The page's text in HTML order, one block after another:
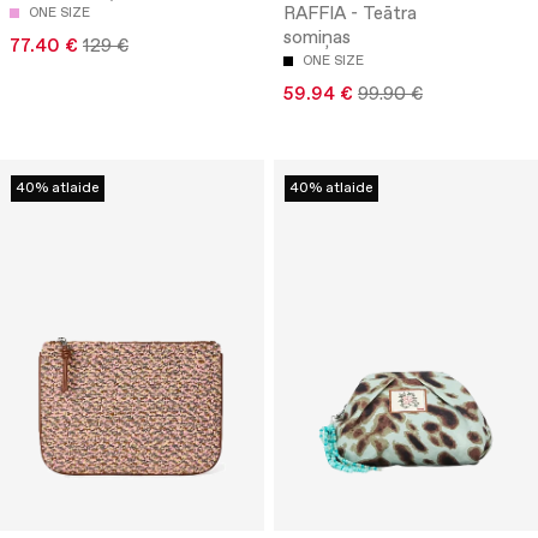
ONE SIZE
77.40 € 129 €
RAFFIA - Teātra
somiņas
ONE SIZE
59.94 € 99.90 €
40% atlaide 40% atlaide